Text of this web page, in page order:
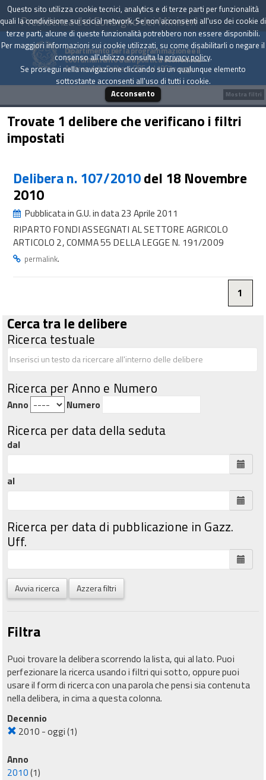
Presidenza del Consiglio dei Ministri
Dipartimento per la programmazione e il
coordinamento della politica economica
Archivio delle Delibere CIPE dal 1967 a oggi
Trovate 1 delibere che verificano i filtri
impostati
Delibera n. 107/2010del 18 Novembre
2010
Pubblicata in G.U. in data 23 Aprile 2011
RIPARTO FONDI ASSEGNATI AL SETTORE AGRICOLO
ARTICOLO 2, COMMA 55 DELLA LEGGE N. 191/2009
permalink.
1
Cerca tra le delibere
Ricerca testuale
Ricerca per Anno e Numero
Anno Numero
Ricerca per data della seduta
dal
al
Ricerca per data di pubblicazione in Gazz.
Uff.
Avvia ricerca Azzera filtri
Filtra
Puoi trovare la delibera scorrendo la lista, qui al lato. Puoi
perfezionare la ricerca usando i filtri qui sotto, oppure puoi
usare il form di ricerca con una parola che pensi sia contenuta
nella delibera, in cima a questa colonna.
Decennio
2010 - oggi(1)
Anno
2010(1)
Mostra filtri
Questo sito utilizza cookie tecnici, analytics e di terze parti per funzionalità
quali la condivisione sui social network. Se non acconsenti all'uso dei cookie di
terze parti, alcune di queste funzionalità potrebbero non essere disponibili.
Per maggiori informazioni sui cookie utilizzati, su come disabilitarli o negare il
consenso all'utilizzo consulta laprivacy policy.
Se prosegui nella navigazione cliccando su un qualunque elemento
sottostante acconsenti all'uso di tutti i cookie.
Acconsento